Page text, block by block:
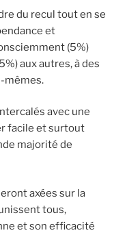
du recul tout en se
et
(5%)
aux autres, à des
mêmes.
avec une
facile et surtout
majorité de
axées sur la
tous,
et son efficacité